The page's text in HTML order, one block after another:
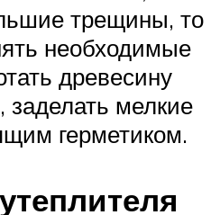
трещины, то
необходимые
древесину
заделать мелкие
герметиком.